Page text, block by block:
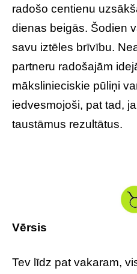
radošo centienu
dienas beigās. Šodien
savu iztēles brīvību.
partneru radošajām
mākslinieciskie pūliņi
iedvesmojoši, pat tad,
taustāmus rezultātus.
Vērsis
Tev līdz pat vakaram,